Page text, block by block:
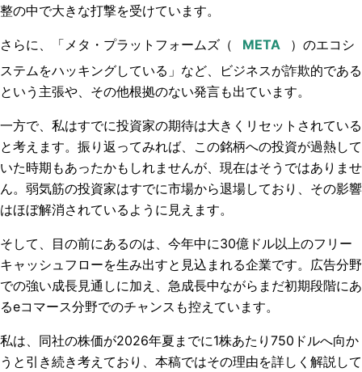
整の中で大きな打撃を受けています。
さらに、「メタ・プラットフォームズ（
）のエコシ
ステムをハッキングしている」など、ビジネスが詐欺的である
という主張や、その他根拠のない発言も出ています。
一方で、私はすでに投資家の期待は大きくリセットされている
と考えます。振り返ってみれば、この銘柄への投資が過熱して
いた時期もあったかもしれませんが、現在はそうではありませ
ん。弱気筋の投資家はすでに市場から退場しており、その影響
はほぼ解消されているように見えます。
そして、目の前にあるのは、今年中に30億ドル以上のフリー
キャッシュフローを生み出すと見込まれる企業です。広告分野
での強い成長見通しに加え、急成長中ながらまだ初期段階にあ
るeコマース分野でのチャンスも控えています。
私は、同社の株価が2026年夏までに1株あたり750ドルへ向か
うと引き続き考えており、本稿ではその理由を詳しく解説して